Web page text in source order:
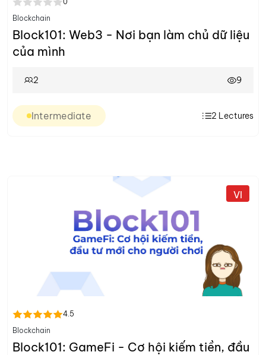
Blockchain
Block101: Web3 - Nơi bạn làm chủ dữ liệu
của mình
2 9
Intermediate 2 Lectures
4.5
Blockchain
Block101: GameFi - Cơ hội kiếm tiền, đầu
VI